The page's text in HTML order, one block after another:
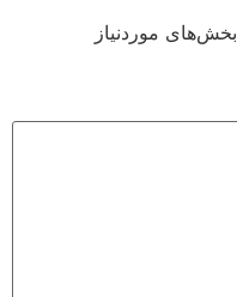
بخش‌های موردنیاز